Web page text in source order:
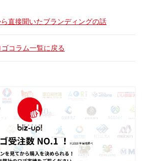
ら直接聞いたブランディングの話
ゴコラム一覧に戻る